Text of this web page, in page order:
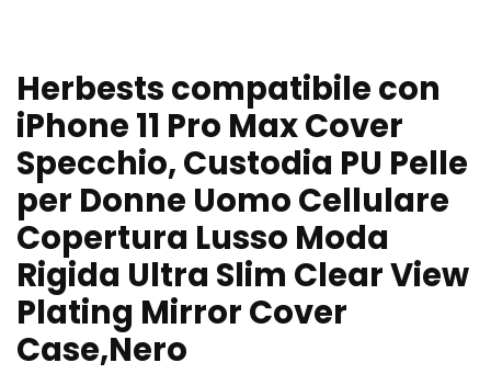
Herbests compatibile con
iPhone 11 Pro Max Cover
Specchio, Custodia PU Pelle
per Donne Uomo Cellulare
Copertura Lusso Moda
Rigida Ultra Slim Clear View
Plating Mirror Cover
Case,Nero